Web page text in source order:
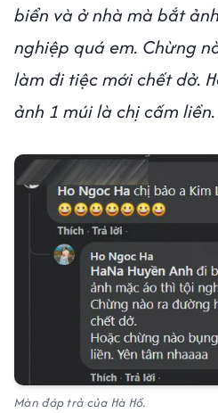
biển và ở nhà mà bắt
nghiệp quá em. Chừng
làm đi tiệc mới chết dở.
ảnh 1 múi là chị cấm
Màn đáp trả của Hà Hồ.